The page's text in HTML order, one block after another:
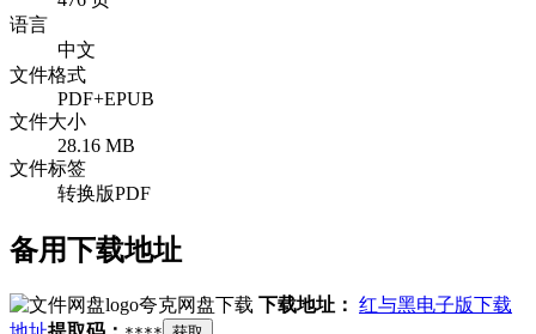
语言
中文
文件格式
PDF+EPUB
文件大小
28.16 MB
文件标签
转换版PDF
备用下载地址
夸克网盘下载 下载地址： 红与黑电子版下载